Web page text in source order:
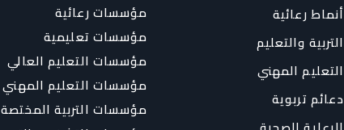
أنماط رعائية
التربية والتعليم
التعليم المهني
دعائم تربوية
مؤسسات رعائية
مؤسسات تعليمية
مؤسسات التعليم العالي
مؤسسات التعليم المهني
مؤسسات التربية المختصة